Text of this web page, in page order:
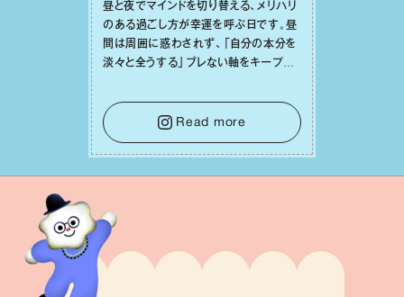
昼と夜でマインドを切り替える、メリハリ
のある過ごし⽅が幸運を呼ぶ⽇です。昼
間は周囲に惑わされず、「⾃分の本分を
淡々と全うする」ブレない軸をキープし
⾔葉に流されないよう、⼼にしっかりブ
レーキをかけること。この意識の切り替
えが、あなたに確かな安⼼感をもたらす
はずです。
Read more